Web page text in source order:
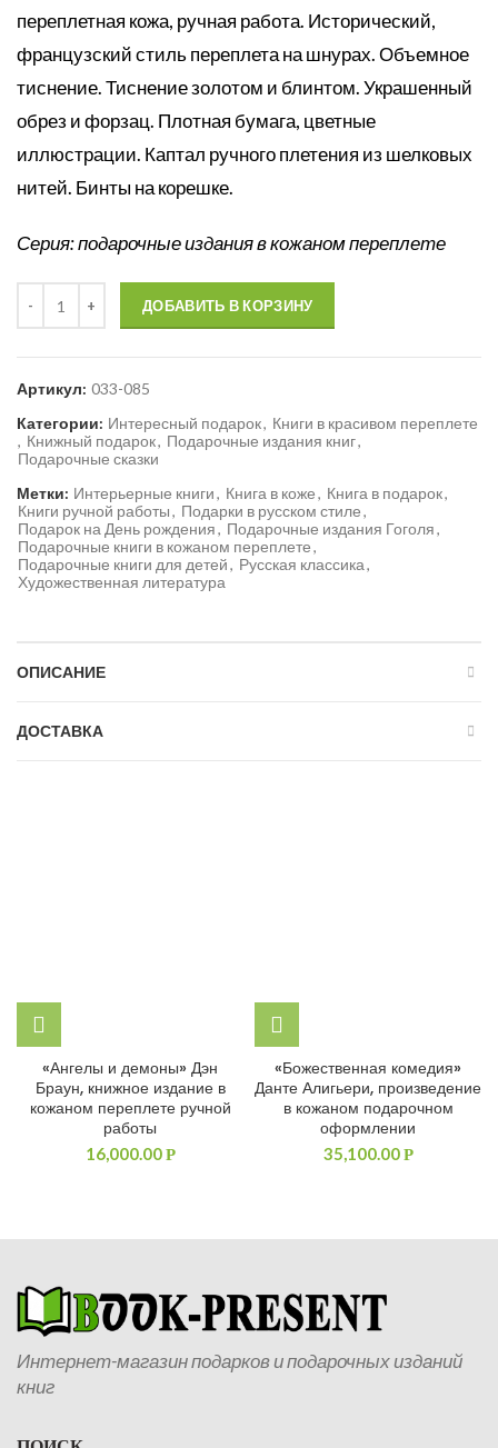
переплетная кожа, ручная работа. Исторический,
французский стиль переплета на шнурах. Объемное
тиснение. Тиснение золотом и блинтом. Украшенный
обрез и форзац. Плотная бумага, цветные
иллюстрации. Каптал ручного плетения из шелковых
нитей. Бинты на корешке.
Серия: подарочные издания в кожаном переплете
ДОБАВИТЬ В КОРЗИНУ
Артикул: 033-085
Категории: Интересный подарок, Книги в красивом переплете
, Книжный подарок, Подарочные издания книг,
Подарочные сказки
Метки: Интерьерные книги, Книга в коже, Книга в подарок,
Книги ручной работы, Подарки в русском стиле,
Подарок на День рождения, Подарочные издания Гоголя,
Подарочные книги в кожаном переплете,
Подарочные книги для детей, Русская классика,
Художественная литература
ОПИСАНИЕ
ДОСТАВКА
«Ангелы и демоны» Дэн
Браун, книжное издание в
кожаном переплете ручной
работы
16,000.00Р
«Божественная комедия»
Данте Алигьери, произведение
в кожаном подарочном
оформлении
35,100.00Р
Интернет-магазин подарков и подарочных изданий
книг